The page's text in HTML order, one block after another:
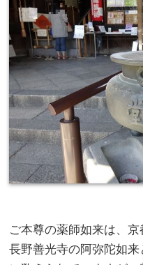
ご本尊の薬師如来は、京
長野善光寺の阿弥陀如